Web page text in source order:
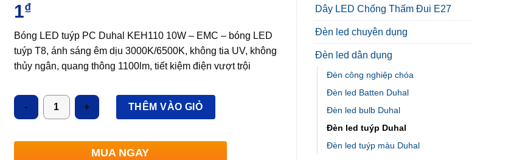
Dây LED Chống Thấm Đui E27
Đèn led chuyên dụng
Đèn led dân dụng
Đèn công nghiệp chóa
Đèn led Batten Duhal
Đèn led bulb Duhal
Đèn led tuýp Duhal
Đèn led tuýp màu Duhal
1₫
Bóng LED tuýp PC Duhal KEH110 10W – EMC – bóng LED
tuýp T8, ánh sáng êm dịu 3000K/6500K, không tia UV, không
thủy ngân, quang thông 1100lm, tiết kiệm điện vượt trội
Số lượng
THÊM VÀO GIỎ
MUA NGAY